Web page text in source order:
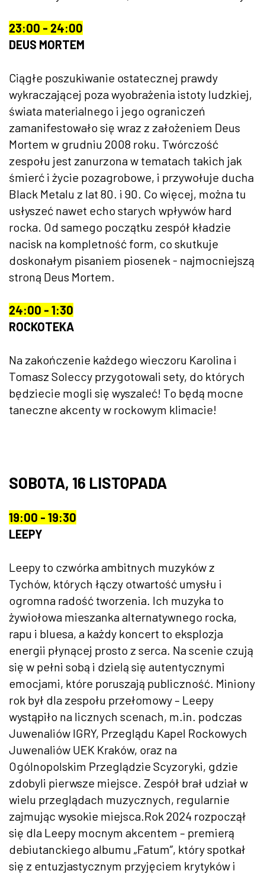
23:00 - 24:00
DEUS MORTEM
Ciągłe poszukiwanie ostatecznej prawdy
wykraczającej poza wyobrażenia istoty ludzkiej,
świata materialnego i jego ograniczeń
zamanifestowało się wraz z założeniem Deus
Mortem w grudniu 2008 roku. Twórczość
zespołu jest zanurzona w tematach takich jak
śmierć i życie pozagrobowe, i przywołuje ducha
Black Metalu z lat 80. i 90. Co więcej, można tu
usłyszeć nawet echo starych wpływów hard
rocka. Od samego początku zespół kładzie
nacisk na kompletność form, co skutkuje
doskonałym pisaniem piosenek - najmocniejszą
stroną Deus Mortem.
24:00 - 1:30
ROCKOTEKA
Na zakończenie każdego wieczoru Karolina i
Tomasz Soleccy przygotowali sety, do których
będziecie mogli się wyszaleć! To będą mocne
taneczne akcenty w rockowym klimacie!
SOBOTA, 16 LISTOPADA
19:00 - 19:30
LEEPY
Leepy to czwórka ambitnych muzyków z
Tychów, których łączy otwartość umysłu i
ogromna radość tworzenia. Ich muzyka to
żywiołowa mieszanka alternatywnego rocka,
rapu i bluesa, a każdy koncert to eksplozja
energii płynącej prosto z serca. Na scenie czują
się w pełni sobą i dzielą się autentycznymi
emocjami, które poruszają publiczność. Miniony
rok był dla zespołu przełomowy – Leepy
wystąpiło na licznych scenach, m.in. podczas
Juwenaliów IGRY, Przeglądu Kapel Rockowych
Juwenaliów UEK Kraków, oraz na
Ogólnopolskim Przeglądzie Scyzoryki, gdzie
zdobyli pierwsze miejsce. Zespół brał udział w
wielu przeglądach muzycznych, regularnie
zajmując wysokie miejsca.Rok 2024 rozpoczął
się dla Leepy mocnym akcentem – premierą
debiutanckiego albumu „Fatum”, który spotkał
się z entuzjastycznym przyjęciem krytyków i